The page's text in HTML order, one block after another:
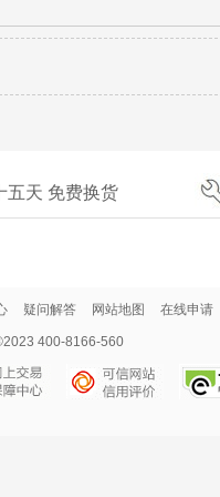
五天 免费换货
疑问解答 网站地图 在线申请
400-8166-560